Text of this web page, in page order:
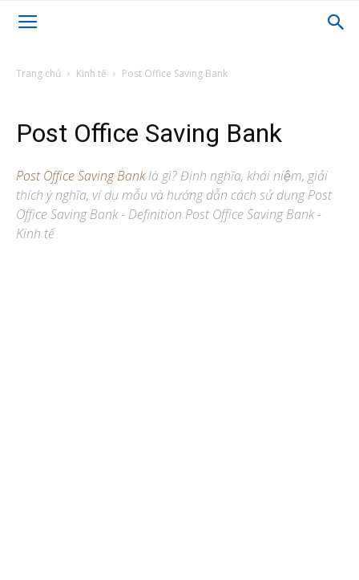
Trang chủ Kinh tế Post Office Saving Bank
Post Office Saving Bank
Post Office Saving Banklà gì? Định nghĩa, khái niệm, giải
thích ý nghĩa, ví dụ mẫu và hướng dẫn cách sử dụng Post
Office Saving Bank - Definition Post Office Saving Bank -
Kinh tế